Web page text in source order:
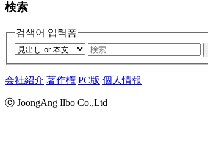
検索
검색어 입력폼
会社紹介 著作権 PC版 個人情報
ⓒ JoongAng Ilbo Co.,Ltd